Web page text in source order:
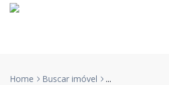
Home Buscar imóvel ...